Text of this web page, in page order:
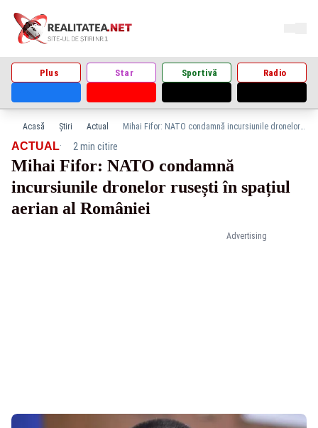
Plus Star Sportivă Radio
Acasă Știri Actual Mihai Fifor: NATO condamnă incursiunile dronelor rusești în spațiul aerian al României
Advertising
ACTUAL· 2 min citire
Mihai Fifor: NATO condamnă
incursiunile dronelor rusești în spațiul
aerian al României